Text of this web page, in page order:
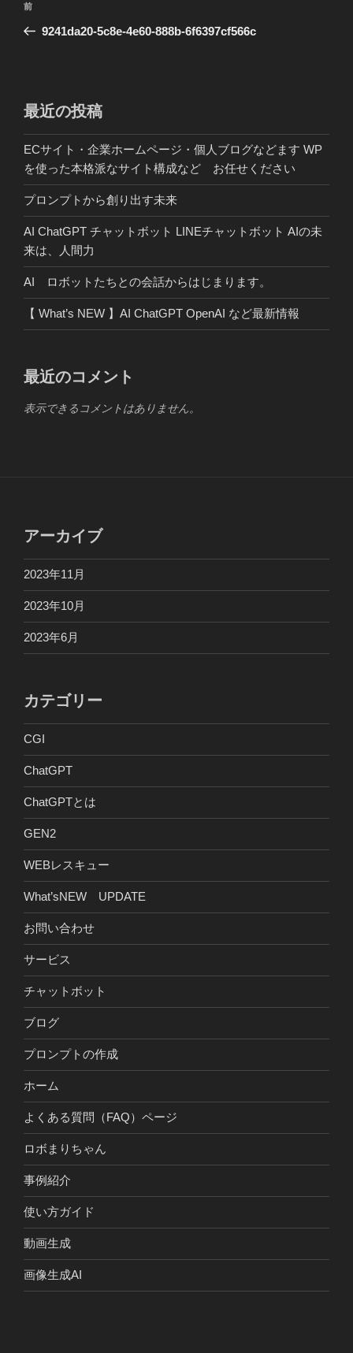
ナ
ー
シ
ョ
ン
前
の
前
9241da20-5c8e-4e60-888b-6f6397cf566c
最近の投稿
ECサイト・企業ホームページ・個人ブログなどます WP
を使った本格派なサイト構成など お任せください
プロンプトから創り出す未来
AI ChatGPT チャットボット LINEチャットボット AIの未
来は、人間力
AI ロボットたちとの会話からはじまります。
【 What’s NEW 】AI ChatGPT OpenAI など最新情報
最近のコメント
表示できるコメントはありません。
アーカイブ
2023年11月
2023年10月
2023年6月
カテゴリー
CGI
ChatGPT
ChatGPTとは
GEN2
WEBレスキュー
What’sNEW UPDATE
お問い合わせ
サービス
チャットボット
ブログ
プロンプトの作成
ホーム
よくある質問（FAQ）ページ
ロボまりちゃん
事例紹介
使い方ガイド
動画生成
画像生成AI